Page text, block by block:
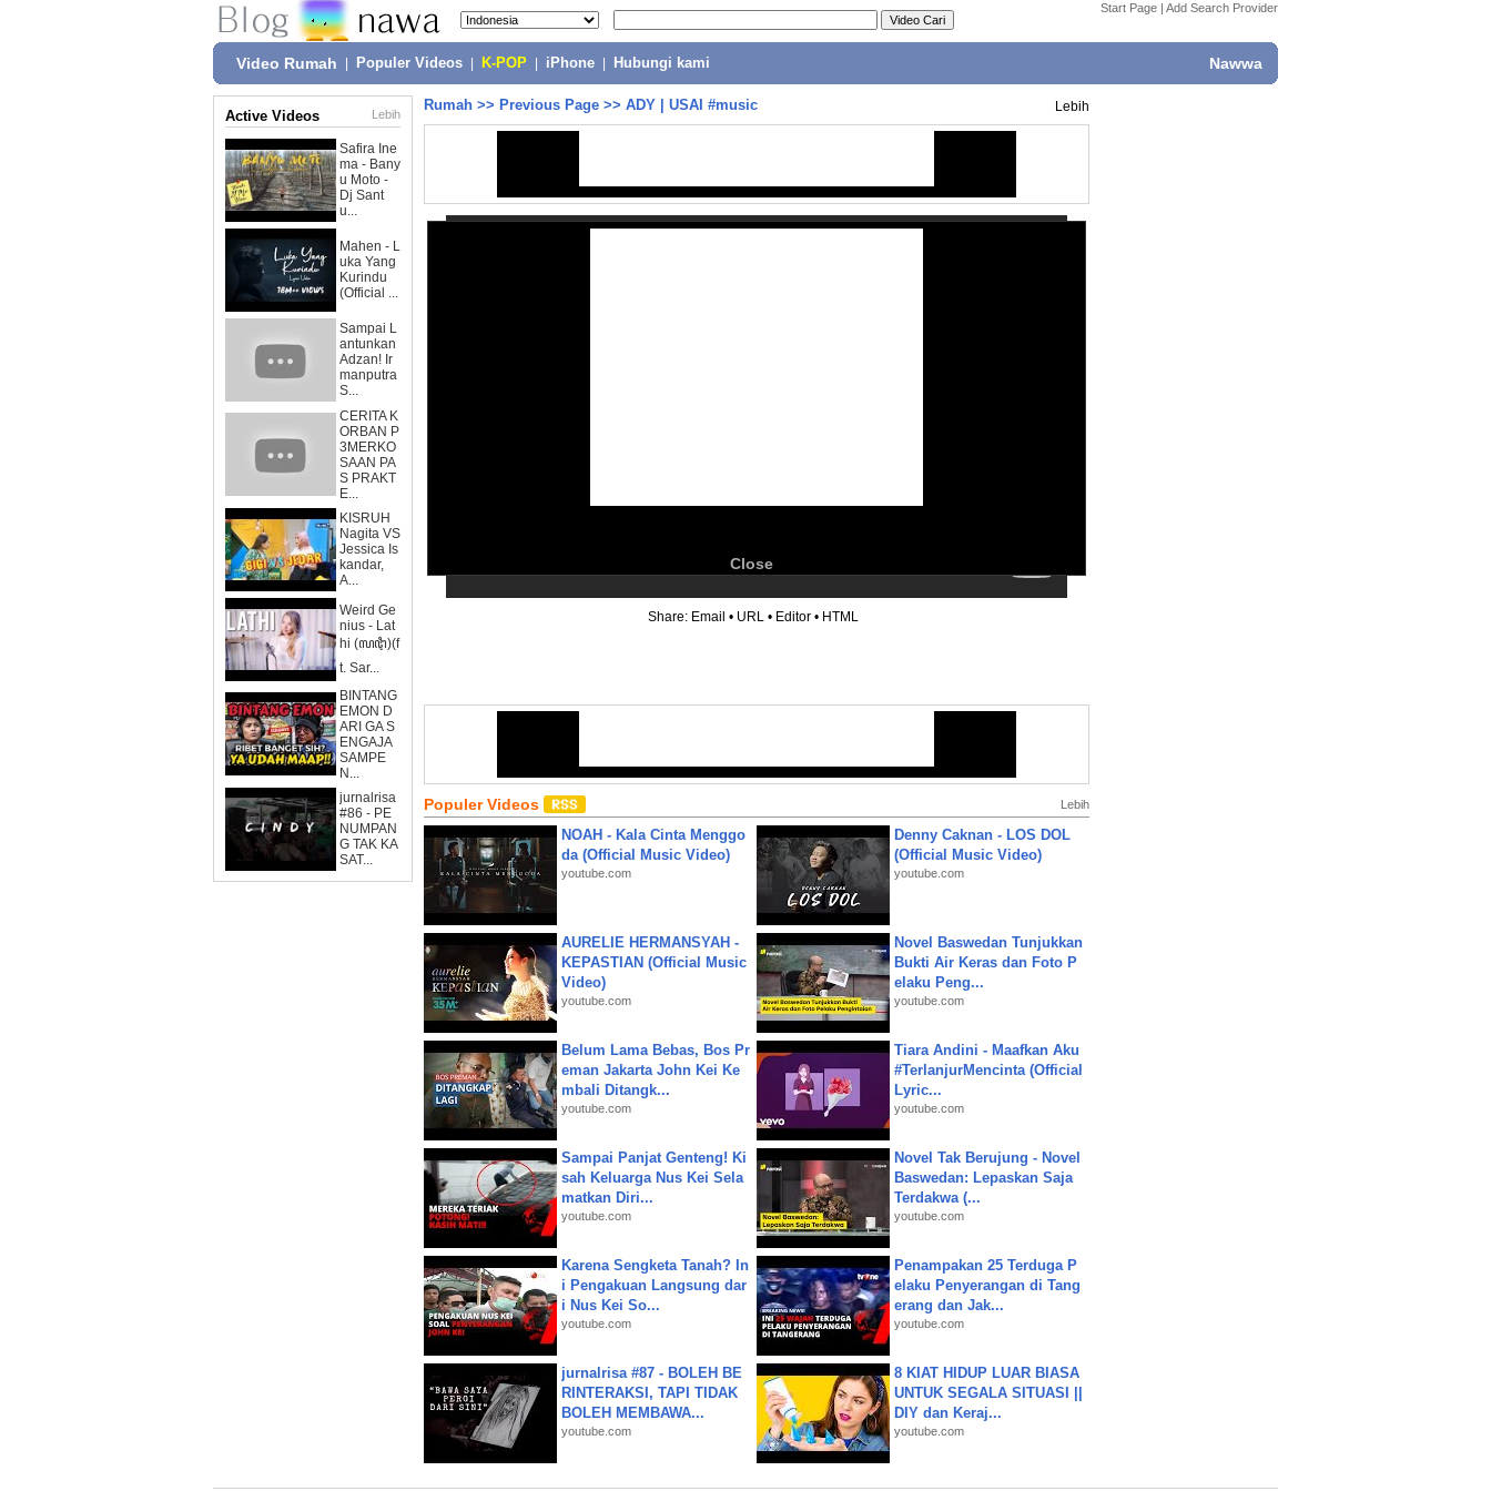
Start Page | Add Search Provider
Video Rumah Populer Videos K-POP iPhone Hubungi kami Nawwa
Active Videos Lebih
Safira Ine
ma - Bany
u Moto -
Dj Sant
u...
Mahen - L
uka Yang
Kurindu
(Official ...
Sampai L
antunkan
Adzan! Ir
manputra
S...
CERITA K
ORBAN P
3MERKO
SAAN PA
S PRAKT
E...
KISRUH
Nagita VS
Jessica Is
kandar,
A...
Weird Ge
nius - Lat
hi (ꦭꦛꦶ)(f
t. Sar...
BINTANG
EMON D
ARI GA S
ENGAJA
SAMPE
N...
jurnalrisa
#86 - PE
NUMPAN
G TAK KA
SAT...
Rumah >> Previous Page >> ADY | USAI #music Lebih
Close
Share: Email • URL • Editor • HTML
Populer Videos Lebih
NOAH - Kala Cinta Menggo
da (Official Music Video)
youtube.com
Denny Caknan - LOS DOL
(Official Music Video)
youtube.com
AURELIE HERMANSYAH -
KEPASTIAN (Official Music
Video)
youtube.com
Novel Baswedan Tunjukkan
Bukti Air Keras dan Foto P
elaku Peng...
youtube.com
Belum Lama Bebas, Bos Pr
eman Jakarta John Kei Ke
mbali Ditangk...
youtube.com
Tiara Andini - Maafkan Aku
#TerlanjurMencinta (Official
Lyric...
youtube.com
Sampai Panjat Genteng! Ki
sah Keluarga Nus Kei Sela
matkan Diri...
youtube.com
Novel Tak Berujung - Novel
Baswedan: Lepaskan Saja
Terdakwa (...
youtube.com
Karena Sengketa Tanah? In
i Pengakuan Langsung dar
i Nus Kei So...
youtube.com
Penampakan 25 Terduga P
elaku Penyerangan di Tang
erang dan Jak...
youtube.com
jurnalrisa #87 - BOLEH BE
RINTERAKSI, TAPI TIDAK
BOLEH MEMBAWA...
youtube.com
8 KIAT HIDUP LUAR BIASA
UNTUK SEGALA SITUASI ||
DIY dan Keraj...
youtube.com